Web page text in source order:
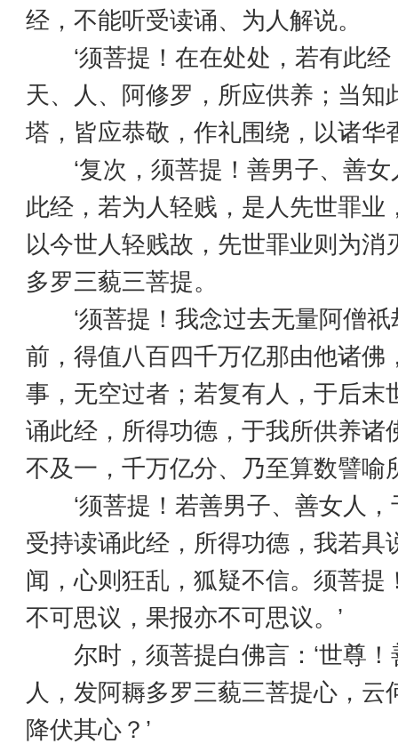
经，不能听受读诵、为人解说。
‘须菩提！在在处处，若有此经
天、人、阿修罗，所应供养；当知
塔，皆应恭敬，作礼围绕，以诸华
‘复次，须菩提！善男子、善女
此经，若为人轻贱，是人先世罪业
以今世人轻贱故，先世罪业则为消
多罗三藐三菩提。
‘须菩提！我念过去无量阿僧祇
前，得值八百四千万亿那由他诸佛
事，无空过者；若复有人，于后末
诵此经，所得功德，于我所供养诸
不及一，千万亿分、乃至算数譬喻
‘须菩提！若善男子、善女人，
受持读诵此经，所得功德，我若具
闻，心则狂乱，狐疑不信。须菩提
不可思议，果报亦不可思议。’
尔时，须菩提白佛言：‘世尊！
人，发阿耨多罗三藐三菩提心，云
降伏其心？’